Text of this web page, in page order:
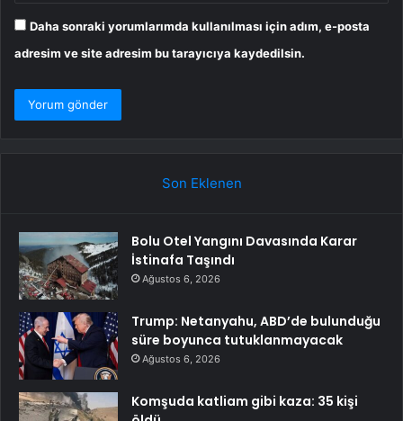
Daha sonraki yorumlarımda kullanılması için adım, e-posta
adresim ve site adresim bu tarayıcıya kaydedilsin.
Son Eklenen
Bolu Otel Yangını Davasında Karar
İstinafa Taşındı
Ağustos 6, 2026
Trump: Netanyahu, ABD’de bulunduğu
süre boyunca tutuklanmayacak
Ağustos 6, 2026
Komşuda katliam gibi kaza: 35 kişi